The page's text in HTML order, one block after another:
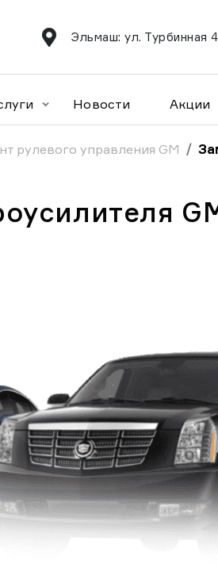
Эльмаш: ул. Турбинная
Новости Акции
рулевого управления GM